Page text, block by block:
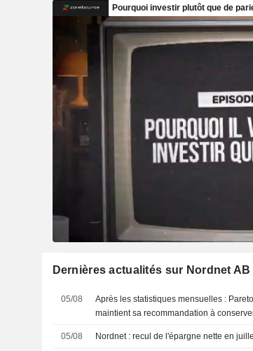
Dernières actualités sur Nordnet AB
05/08
Après les statistiques mensuelles :
maintient sa recommandation à
05/08 Nordnet : recul de l'épargne nette en